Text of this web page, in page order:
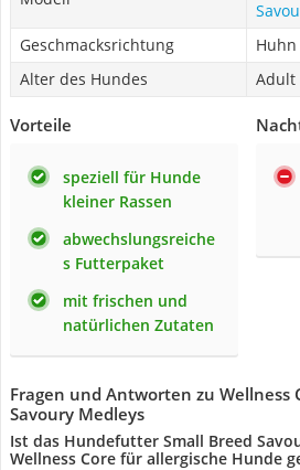
Geschmacksrichtung
Alter des Hundes
Adult
Vorteile
speziell für Hunde
kleiner Rassen
abwechslungsreiche
s Futterpaket
mit frischen und
natürlichen Zutaten
Fragen und Antworten zu Wellness
Savoury Medleys
Ist das Hundefutter Small Breed
Wellness Core für allergische Hunde